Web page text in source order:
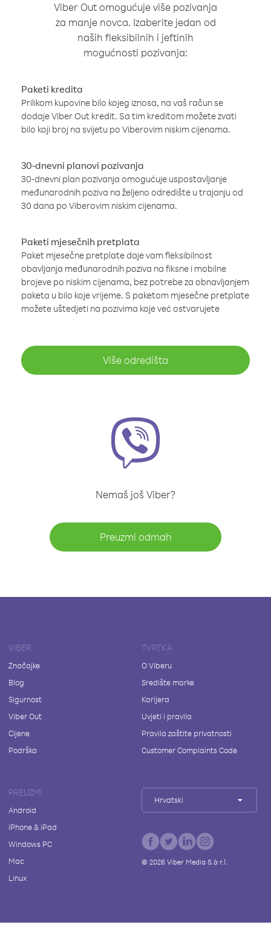
Viber Out omogućuje više pozivanja
za manje novca. Izaberite jedan od
naših fleksibilnih i jeftinih
mogućnosti pozivanja:
Paketi kredita
Prilikom kupovine bilo kojeg iznosa, na vaš račun se
dodaje Viber Out kredit. Sa tim kreditom možete zvati
bilo koji broj na svijetu po Viberovim niskim cijenama.
30-dnevni planovi pozivanja
30-dnevni plan pozivanja omogućuje uspostavljanje
međunarodnih poziva na željeno odredište u trajanju od
30 dana po Viberovim niskim cijenama.
Paketi mjesečnih pretplata
Paket mjesečne pretplate daje vam fleksibilnost
obavljanja međunarodnih poziva na fiksne i mobilne
brojeve po niskim cijenama, bez potrebe za obnavljanjem
paketa u bilo koje vrijeme. S paketom mjesečne pretplate
možete uštedjeti na pozivima koje već ostvarujete
Više odredišta
Nemaš još Viber?
Preuzmi odmah
VIBER
Značajke
Blog
Sigurnost
Viber Out
Cijene
Podrška
TVRTKA
O Viberu
Središte marke
Karijera
Uvjeti i pravila
Pravila zaštite privatnosti
Customer Complaints Code
PREUZMI
Android
iPhone & iPad
Windows PC
Mac
Linux
Hrvatski
© 2026Viber Media S.à r.l.